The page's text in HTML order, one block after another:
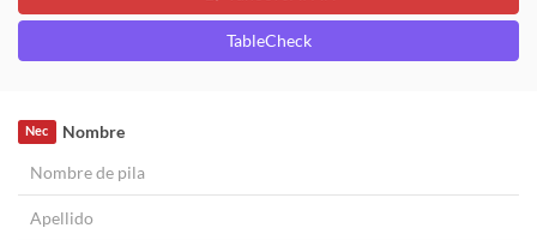
TableCheck
Nombre
Nec